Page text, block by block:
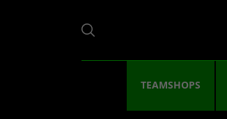
TEAMSHOPS